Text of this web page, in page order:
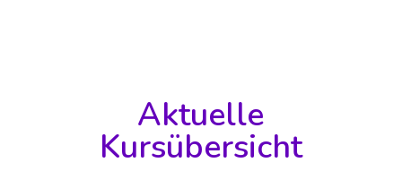
Aktuelle
Kursübersicht